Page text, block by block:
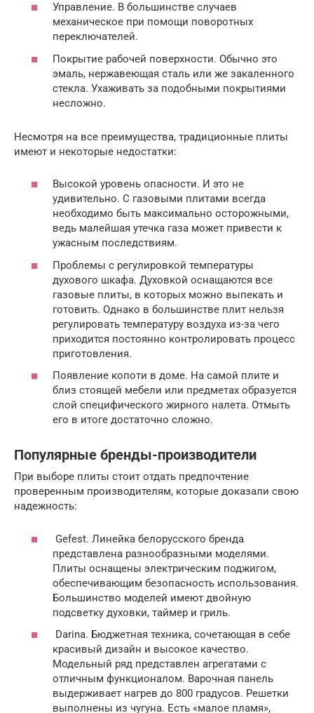
Управление. В большинстве случаев
механическое при помощи поворотных
переключателей.
Покрытие рабочей поверхности. Обычно это
эмаль, нержавеющая сталь или же закаленного
стекла. Ухаживать за подобными покрытиями
несложно.
Несмотря на все преимущества, традиционные плиты
имеют и некоторые недостатки:
Высокой уровень опасности. И это не
удивительно. С газовыми плитами всегда
необходимо быть максимально осторожными,
ведь малейшая утечка газа может привести к
ужасным последствиям.
Проблемы с регулировкой температуры
духового шкафа. Духовкой оснащаются все
газовые плиты, в которых можно выпекать и
готовить. Однако в большинстве плит нельзя
регулировать температуру воздуха из-за чего
приходится постоянно контролировать процесс
приготовления.
Появление копоти в доме. На самой плите и
близ стоящей мебели или предметах образуется
слой специфического жирного налета. Отмыть
его в итоге достаточно сложно.
Популярные бренды-производители
При выборе плиты стоит отдать предпочтение
проверенным производителям, которые доказали свою
надежность:
Gefest. Линейка белорусского бренда
представлена разнообразными моделями.
Плиты оснащены электрическим поджигом,
обеспечивающим безопасность использования.
Большинство моделей имеют двойную
подсветку духовки, таймер и гриль.
Darina. Бюджетная техника, сочетающая в себе
красивый дизайн и высокое качество.
Модельный ряд представлен агрегатами с
отличным функционалом. Варочная панель
выдерживает нагрев до 800 градусов. Решетки
выполнены из чугуна. Есть «малое пламя»,